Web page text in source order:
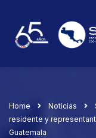
Home Noticias
residente y
Guatemala